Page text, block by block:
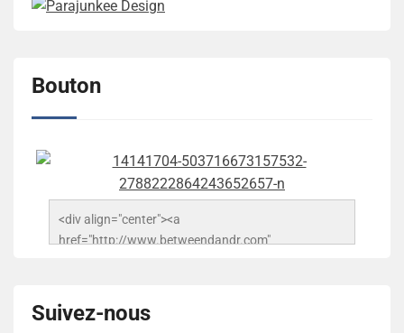
Bouton
<div align="center"><a
href="http://www.betweendandr.com"
503716673157532-2788222864243652657-n.jpg"
alt="Between D&R" style="border:none;" /></a>
Suivez-nous